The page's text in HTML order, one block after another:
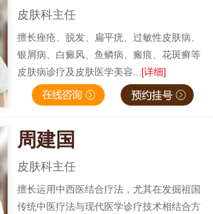
皮肤科主任
擅长痤疮、脱发、扁平疣、过敏性皮肤病、
银屑病、白癜风、鱼鳞病、瘢痕、花斑癣等
皮肤病诊疗及皮肤医学美容... [详细]
周建国
皮肤科主任
擅长运用中西医结合疗法，尤其在发掘祖国
传统中医疗法与现代医学诊疗技术相结合方